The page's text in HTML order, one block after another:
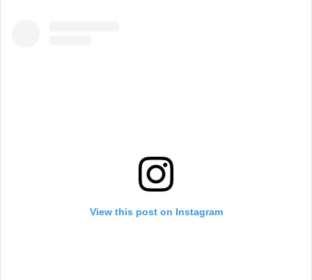
View this post on Instagram